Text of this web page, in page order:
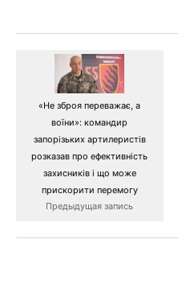
«Не зброя переважає, а
воїни»: командир
запорізьких артилеристів
розказав про ефективність
захисників і що може
прискорити перемогу
Предыдущая запись